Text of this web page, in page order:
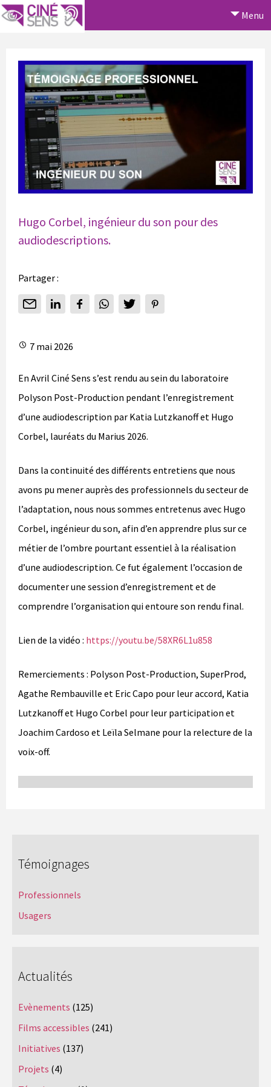
Menu
Hugo Corbel, ingénieur du son pour des
audiodescriptions.
Partager :
7 mai 2026
En Avril Ciné Sens s’est rendu au sein du laboratoire
Polyson Post-Production pendant l’enregistrement
d’une audiodescription par Katia Lutzkanoff et Hugo
Corbel, lauréats du Marius 2026.
Dans la continuité des différents entretiens que nous
avons pu mener auprès des professionnels du secteur de
l’adaptation, nous nous sommes entretenus avec Hugo
Corbel, ingénieur du son, afin d’en apprendre plus sur ce
métier de l’ombre pourtant essentiel à la réalisation
d’une audiodescription. Ce fut également l’occasion de
documenter une session d’enregistrement et de
comprendre l’organisation qui entoure son rendu final.
Lien de la vidéo : https://youtu.be/58XR6L1u858
Remerciements : Polyson Post-Production, SuperProd,
Agathe Rembauville et Eric Capo pour leur accord, Katia
Lutzkanoff et Hugo Corbel pour leur participation et
Joachim Cardoso et Leïla Selmane pour la relecture de la
voix-off.
Témoignages
Professionnels
Usagers
Actualités
Evènements (125)
Films accessibles (241)
Initiatives (137)
Projets (4)